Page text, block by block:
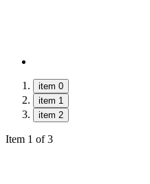
item 0
item 1
item 2
Item 1 of 3